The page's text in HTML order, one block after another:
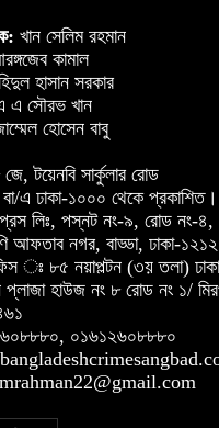
খান সেলিম রহমান
কামাল
হাসান সরকার
এ সৌরভ খান
হোসেন বাবু
টয়েনবি সার্কুলার রোড
এ ঢাকা-১০০০ থেকে প্রকাশিত।
লিঃ, পস্নট নং-৯, রোড নং-৪,
আফতাব নগর, বাড্ডা, ঢাকা-১২১২
ঃ ৮৫ নয়াপল্টন (৩য় তলা)
প্লাজা হাউজ নং ৮ রোড নং ১/
০১৬১২৬০৮৮৮০